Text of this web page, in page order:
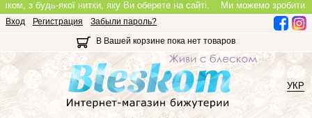
з будь-якої нитки, яку Ви оберете на сайті.Ми можемо зробити
Вход Регистрация
Забыли пароль?
В Вашей корзине пока нет товаров
УКР